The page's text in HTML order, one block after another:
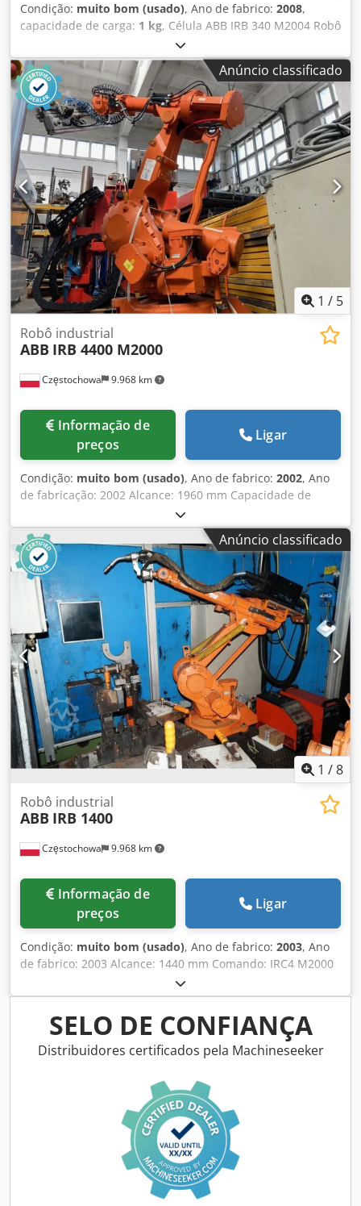
Condição: muito bom (usado), Ano de fabrico: 2008,
capacidade de carga: 1 kg, Célula ABB IRB 340 M2004 Robô
Tipo B - 34-51225 País de produção: Suécia Data de
produção: 2008 Dkjdjqffhhspfx Ap Der Sistema de controlo:
ABB M2004 Número de eixos: 4 Capacidade de carga: 1 kg
Peso do robô: 140 kg Alcance: Diâmetro - 1130 mm Altura -
250 mm Rotação - sem limite Dimensões da célula:
Comprimento - 150 cm Largura - 145 cm Altura - 240 cm A
célula tem dois tapetes transportadores com um
comprimento de 65 cm e uma largura de 100 cm.
Anúncio classificado
1 / 5
Częstochowa 9.968 km
Robô industrial
ABB IRB 4400 M2000
preços
Ligar
Condição: muito bom (usado), Ano de fabrico: 2002, Ano
de fabricação: 2002 Alcance: 1960 mm Capacidade de
carga: 60 kg Controle: IRC4 M2000 Dksdjyu Ih Depfx Ap Dsr
Anúncio classificado
1 /8
Częstochowa 9.968 km
Robô industrial
ABB IRB 1400
preços
Ligar
Condição: muito bom (usado), Ano de fabrico: 2003, Ano
de fabrico: 2003 Alcance: 1440 mm Comando: IRC4 M2000
Capacidade de carga: 5 kg Dsdpfxeyu Iibj Ap Dekr Duas
mesas de posicionamento
SELO DE CONFIANÇA
Distribuidores certificados pela Machineseeker